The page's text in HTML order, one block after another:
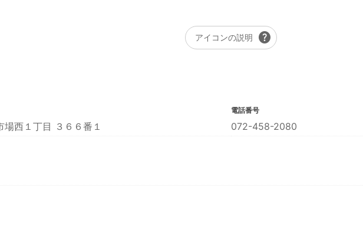
アイコンの説明 help
西１丁目 ３６６番１
電話番号
072-458-2080